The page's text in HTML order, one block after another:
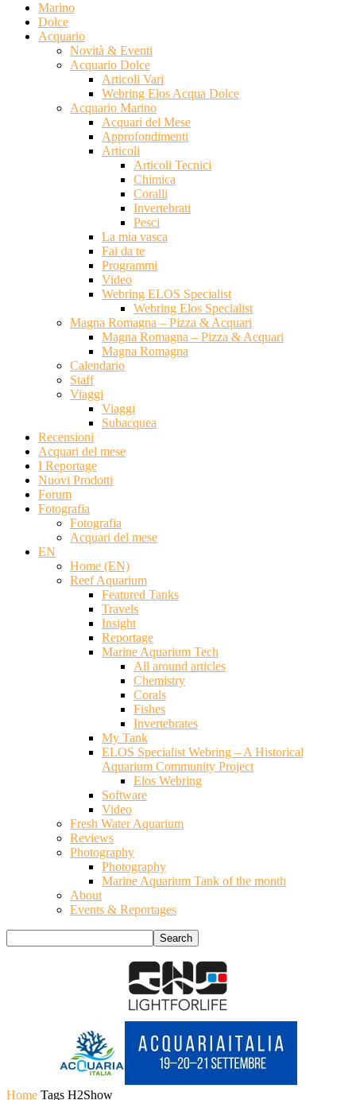
Marino
Dolce
Acquario
Novità & Eventi
Acquario Dolce
Articoli Vari
Webring Elos Acqua Dolce
Acquario Marino
Acquari del Mese
Approfondimenti
Articoli
Articoli Tecnici
Chimica
Coralli
Invertebrati
Pesci
La mia vasca
Fai da te
Programmi
Video
Webring ELOS Specialist
Webring Elos Specialist
Magna Romagna – Pizza & Acquari
Magna Romagna – Pizza & Acquari
Magna Romagna
Calendario
Staff
Viaggi
Viaggi
Subacquea
Recensioni
Acquari del mese
I Reportage
Nuovi Prodotti
Forum
Fotografia
Fotografia
Acquari del mese
EN
Home (EN)
Reef Aquarium
Featured Tanks
Travels
Insight
Reportage
Marine Aquarium Tech
All around articles
Chemistry
Corals
Fishes
Invertebrates
My Tank
ELOS Specialist Webring – A Historical
Aquarium Community Project
Elos Webring
Software
Video
Fresh Water Aquarium
Reviews
Photography
Photography
Marine Aquarium Tank of the month
About
Events & Reportages
Home Tags H2Show